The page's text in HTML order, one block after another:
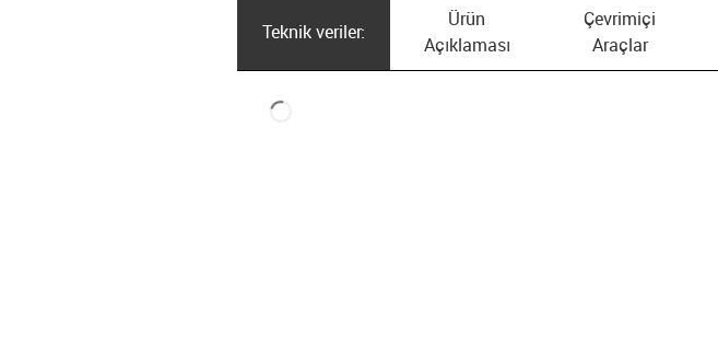
Teknik veriler:
Ürün
Açıklaması
Çevrimiçi
Araçlar